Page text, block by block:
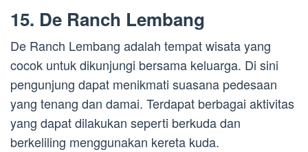
15. De Ranch Lembang
De Ranch Lembang adalah tempat wisata yang
cocok untuk dikunjungi bersama keluarga. Di sini
pengunjung dapat menikmati suasana pedesaan
yang tenang dan damai. Terdapat berbagai aktivitas
yang dapat dilakukan seperti berkuda dan
berkeliling menggunakan kereta kuda.